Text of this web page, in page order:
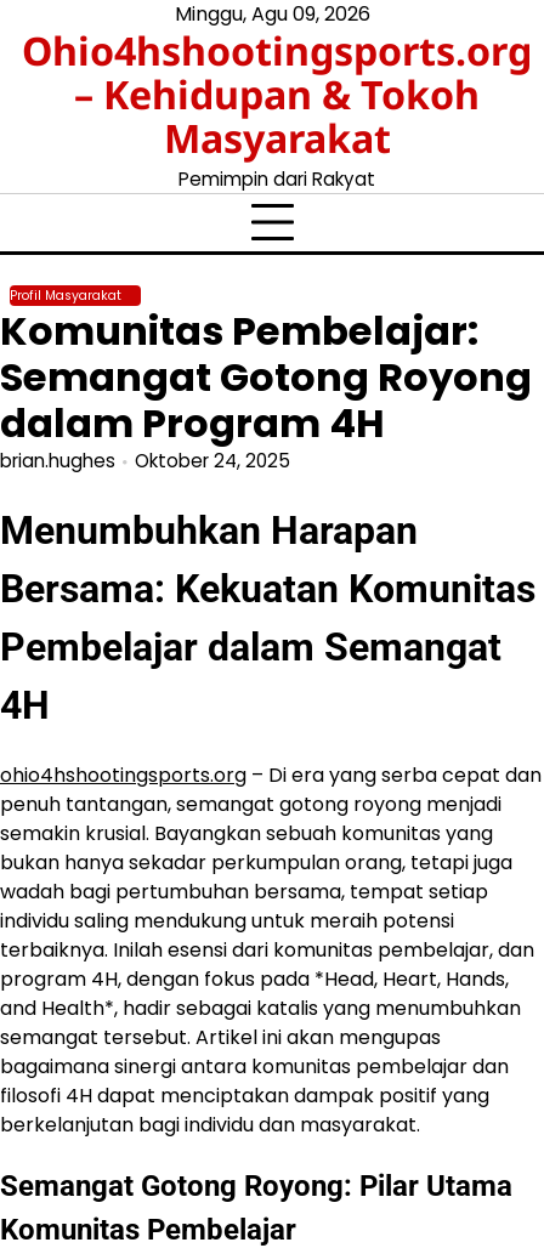
content
Minggu, Agu 09, 2026
Ohio4hshootingsports.org
– Kehidupan & Tokoh
Masyarakat
Pemimpin dari Rakyat
Profil Masyarakat
Komunitas Pembelajar:
Semangat Gotong Royong
dalam Program 4H
brian.hughes Oktober 24, 2025
Menumbuhkan Harapan
Bersama: Kekuatan Komunitas
Pembelajar dalam Semangat
4H
ohio4hshootingsports.org – Di era yang serba cepat dan
penuh tantangan, semangat gotong royong menjadi
semakin krusial. Bayangkan sebuah komunitas yang
bukan hanya sekadar perkumpulan orang, tetapi juga
wadah bagi pertumbuhan bersama, tempat setiap
individu saling mendukung untuk meraih potensi
terbaiknya. Inilah esensi dari komunitas pembelajar, dan
program 4H, dengan fokus pada *Head, Heart, Hands,
and Health*, hadir sebagai katalis yang menumbuhkan
semangat tersebut. Artikel ini akan mengupas
bagaimana sinergi antara komunitas pembelajar dan
filosofi 4H dapat menciptakan dampak positif yang
berkelanjutan bagi individu dan masyarakat.
Semangat Gotong Royong: Pilar Utama
Komunitas Pembelajar